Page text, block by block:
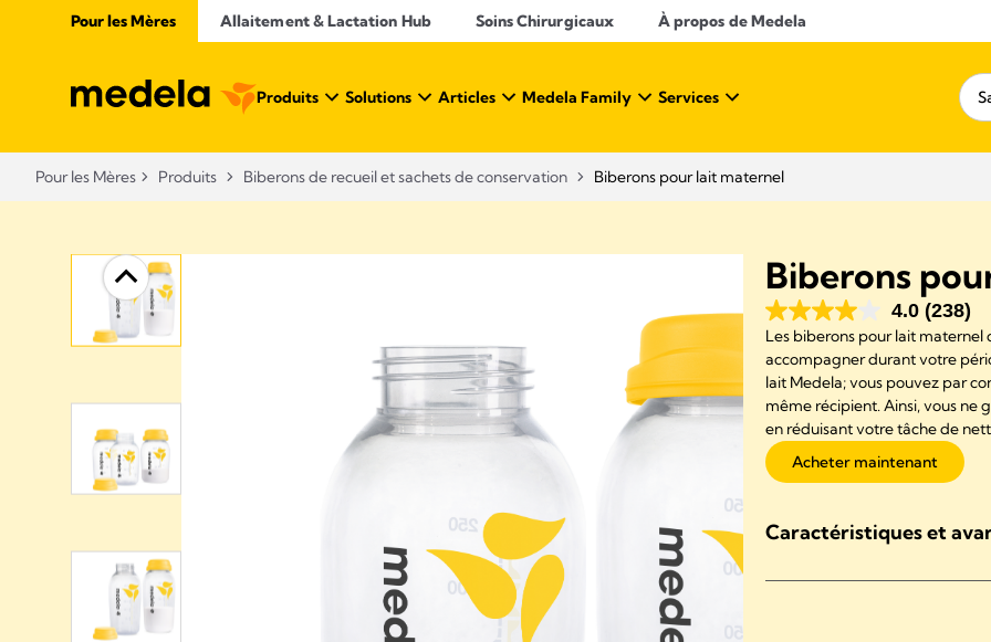
Pour les Mères Allaitement & Lactation Hub Soins Chirurgicaux À propos de Medela
Produits Solutions Articles Medela Family Services
Pour les Mères Produits Biberons de recueil et sachets de conservation​ Biberons pour lait maternel
Biberons
4.0 (238)
Les biberons pour lait maternel
accompagner durant votre
lait Medela; vous pouvez par
même récipient. Ainsi, vous ne
en réduisant votre tâche de
Acheter maintenant
Caractéristiques et